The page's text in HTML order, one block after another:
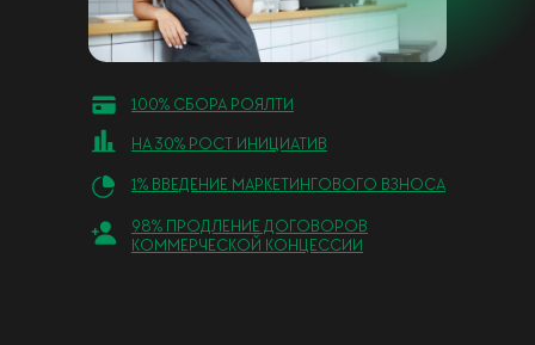
98% ПРОДЛЕНИЕ ДОГОВОРОВ
КОММЕРЧЕСКОЙ КОНЦЕССИИ
1% ВВЕДЕНИЕ МАРКЕТИНГОВОГО ВЗНОСА
НА 30% РОСТ ИНИЦИАТИВ
100% СБОРА РОЯЛТИ